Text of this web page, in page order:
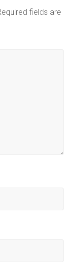
fields are